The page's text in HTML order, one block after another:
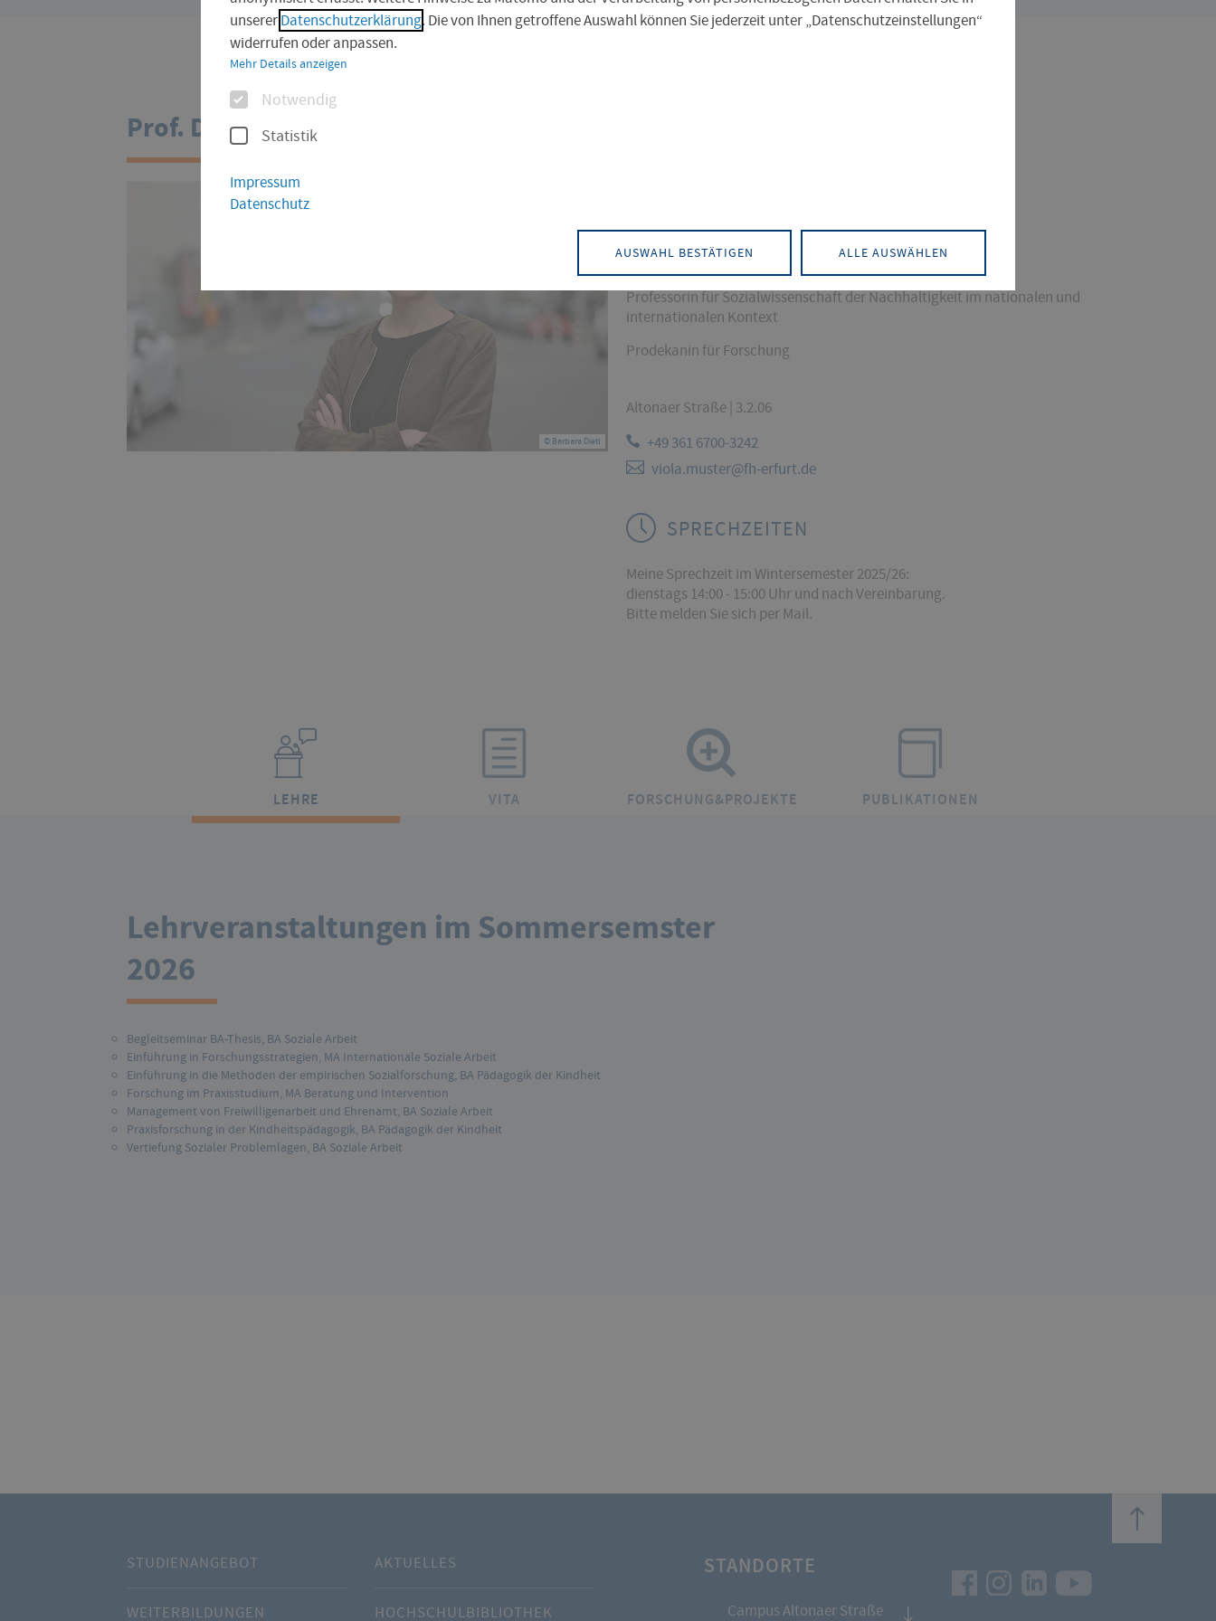
Prof. Dr. Viola Muster
© Barbara Dietl
Sozialwissenschaften
Professorin für Sozialwissenschaft der Nachhaltigkeit im nationalen und
internationalen Kontext
Prodekanin für Forschung
Altonaer Straße | 3.2.06
+49 361 6700-3242
viola.muster@fh-erfurt.de
SPRECHZEITEN
Meine Sprechzeit im Wintersemester 2025/26:
dienstags 14:00 - 15:00 Uhr und nach Vereinbarung.
Bitte melden Sie sich per Mail.
LEHRE VITA FORSCHUNG&PROJEKTE PUBLIKATIONEN
Lehrveranstaltungen im Sommersemster
2026
Begleitseminar BA-Thesis, BA Soziale Arbeit
Einführung in Forschungsstrategien, MA Internationale Soziale Arbeit
Einführung in die Methoden der empirischen Sozialforschung, BA Pädagogik der Kindheit
Forschung im Praxisstudium, MA Beratung und Intervention
Management von Freiwilligenarbeit und Ehrenamt, BA Soziale Arbeit
Praxisforschung in der Kindheitspädagogik, BA Pädagogik der Kindheit
Vertiefung Sozialer Problemlagen, BA Soziale Arbeit
STUDIENANGEBOT
WEITERBILDUNGEN
AKTUELLES
HOCHSCHULBIBLIOTHEK
STANDORTE
Campus Altonaer Straße
FacebookInstagramLinkedIn
unsererDatenschutzerklärung. Die von Ihnen getroffene Auswahl können Sie jederzeit unter „Datenschutzeinstellungen“
widerrufen oder anpassen.
Mehr Details anzeigen
OptionenNotwendig
Statistik
Impressum
Datenschutz
AUSWAHL BESTÄTIGEN ALLE AUSWÄHLEN